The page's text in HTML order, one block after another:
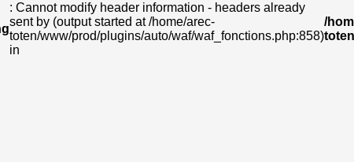
: Cannot modify header information - headers already
sent by (output started at /home/arec-
toten/www/prod/plugins/auto/waf/waf_fonctions.php:858)
in
/